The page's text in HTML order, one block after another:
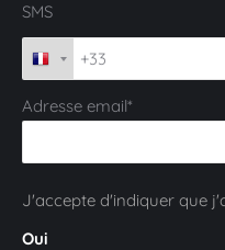
SMS
Adresse email*
J'accepte d'indiquer que
Oui